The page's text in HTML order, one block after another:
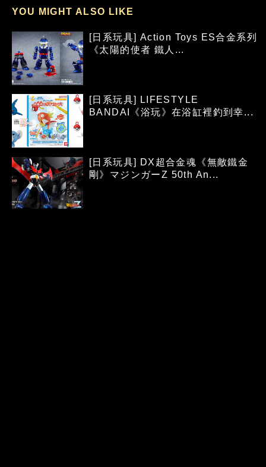
YOU MIGHT ALSO LIKE
[日系玩具] Action Toys ES合金系列
《太陽的使者 鐵人...
[日系玩具] LIFESTYLE
BANDAI《浴玩》在浴缸裡釣到幸...
[日系玩具] DX超合金魂《無敵鐵金
剛》マジンガーZ 50th An...